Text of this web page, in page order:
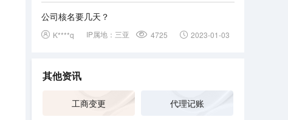
公司核名要几天？
K****q IP属地： 三亚 4725 2023-01-03
其他资讯
工商变更 代理记账